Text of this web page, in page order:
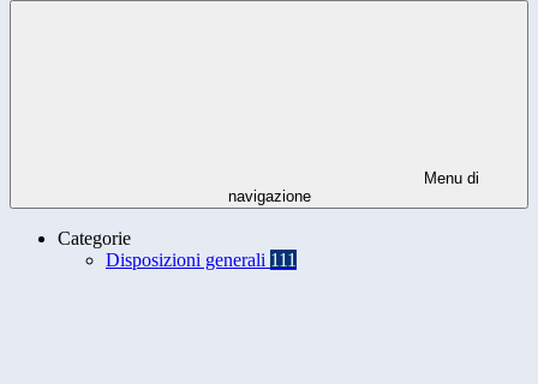
Menu di
navigazione
Categorie
Disposizioni generali 111